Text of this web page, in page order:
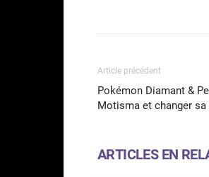
Article précédent
Pokémon Diamant &
Motisma et changer sa
ARTICLES EN